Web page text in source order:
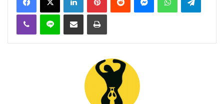
Viber Ligne Partager par email Imprimer